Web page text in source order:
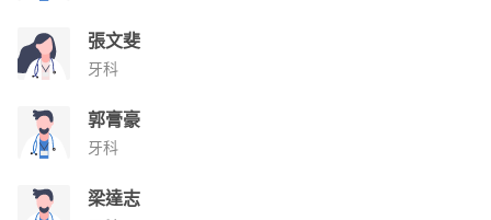
張文斐
牙科
郭膏豪
牙科
梁達志